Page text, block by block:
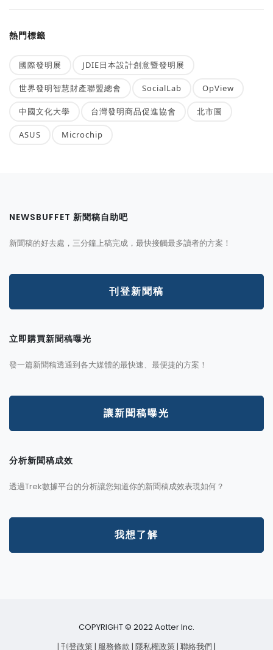
熱門標籤
國際發明展 JDIE日本設計創意暨發明展
世界發明智慧財產聯盟總會 SocialLab OpView
中國文化大學 台灣發明商品促進協會 北市圖
ASUS Microchip
NEWSBUFFET 新聞稿自助吧
新聞稿的好去處，三分鐘上稿完成，最快接觸最多讀者的方案！
刊登新聞稿
立即購買新聞稿曝光
發一篇新聞稿透通到各大媒體的最快速、最便捷的方案！
讓新聞稿曝光
分析新聞稿成效
透過Trek數據平台的分析讓您知道你的新聞稿成效表現如何？
我想了解
COPYRIGHT © 2022 Aotter Inc.
| 刊登政策| 服務條款| 隱私權政策| 聯絡我們 |